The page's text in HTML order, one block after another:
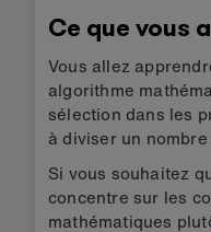
Ce que vous
Vous allez
algorithme
sélection dans les
à diviser un
Si vous souhaitez
concentre sur les
mathématiques